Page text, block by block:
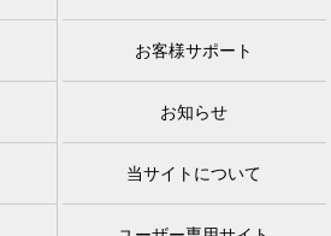
お客様サポート
お知らせ
当サイトについて